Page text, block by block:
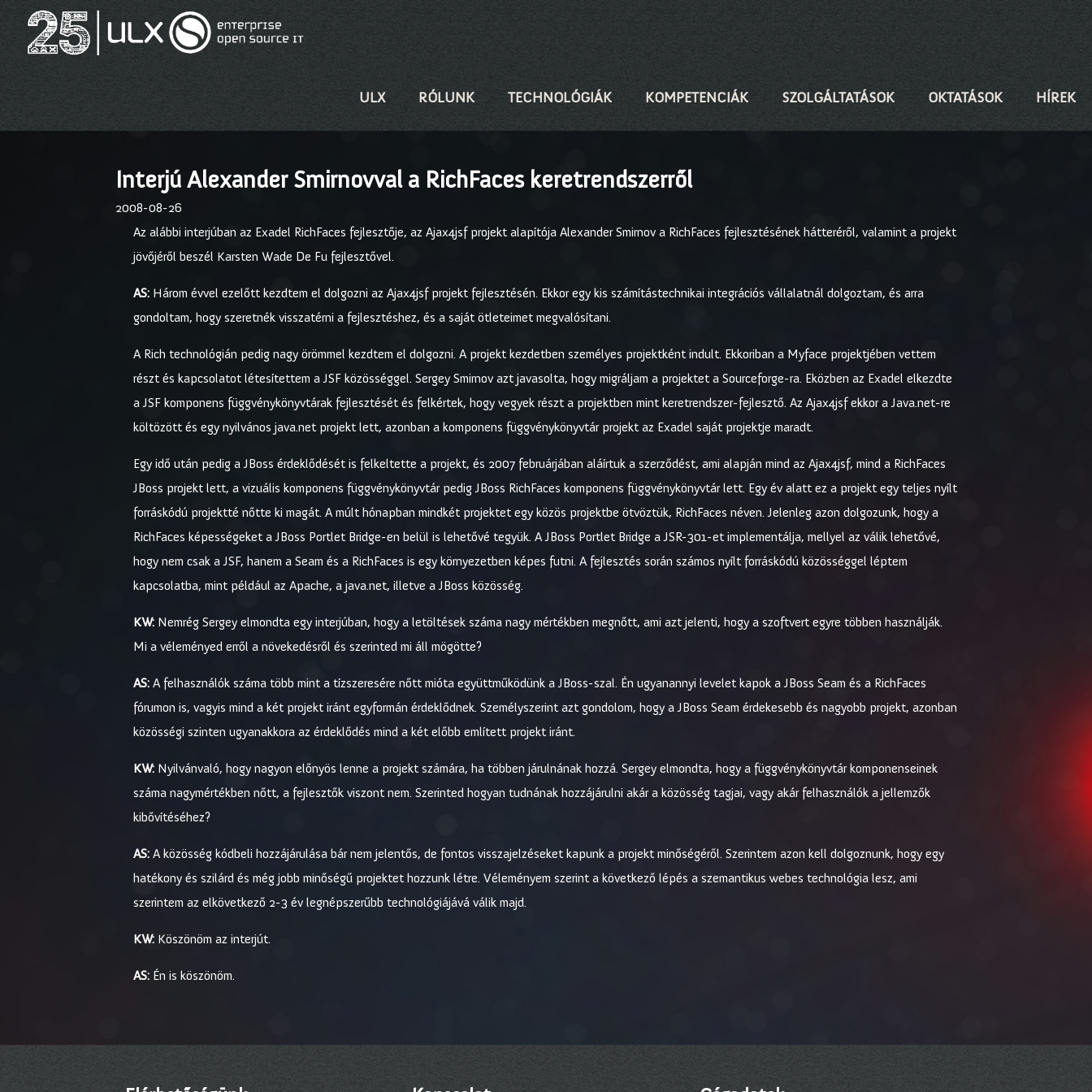
ULX RÓLUNK TECHNOLÓGIÁK KOMPETENCIÁK SZOLGÁLTATÁSOK OKTATÁSOK HÍREK
Interjú Alexander Smirnovval a RichFaces keretrendszerről
2008-08-26
Az alábbi interjúban az Exadel RichFaces fejlesztője, az Ajax4jsf projekt alapítója Alexander Smirnov a RichFaces fejlesztésének hátteréről, valamint a projekt
jövőjéről beszél Karsten Wade De Fu fejlesztővel.
AS: Három évvel ezelőtt kezdtem el dolgozni az Ajax4jsf projekt fejlesztésén. Ekkor egy kis számítástechnikai integrációs vállalatnál dolgoztam, és arra
gondoltam, hogy szeretnék visszatérni a fejlesztéshez, és a saját ötleteimet megvalósítani.
A Rich technológián pedig nagy örömmel kezdtem el dolgozni. A projekt kezdetben személyes projektként indult. Ekkoriban a Myface projektjében vettem
részt és kapcsolatot létesítettem a JSF közösséggel. Sergey Smirnov azt javasolta, hogy migráljam a projektet a Sourceforge-ra. Eközben az Exadel elkezdte
a JSF komponens függvénykönyvtárak fejlesztését és felkértek, hogy vegyek részt a projektben mint keretrendszer-fejlesztő. Az Ajax4jsf ekkor a Java.net-re
költözött és egy nyilvános java.net projekt lett, azonban a komponens függvénykönyvtár projekt az Exadel saját projektje maradt.
Egy idő után pedig a JBoss érdeklődését is felkeltette a projekt, és 2007 februárjában aláírtuk a szerződést, ami alapján mind az Ajax4jsf, mind a RichFaces
JBoss projekt lett, a vizuális komponens függvénykönyvtár pedig JBoss RichFaces komponens függvénykönyvtár lett. Egy év alatt ez a projekt egy teljes nyílt
forráskódú projektté nőtte ki magát. A múlt hónapban mindkét projektet egy közös projektbe ötvöztük, RichFaces néven. Jelenleg azon dolgozunk, hogy a
RichFaces képességeket a JBoss Portlet Bridge-en belül is lehetővé tegyük. A JBoss Portlet Bridge a JSR-301-et implementálja, mellyel az válik lehetővé,
hogy nem csak a JSF, hanem a Seam és a RichFaces is egy környezetben képes futni. A fejlesztés során számos nyílt forráskódú közösséggel léptem
kapcsolatba, mint például az Apache, a java.net, illetve a JBoss közösség.
KW: Nemrég Sergey elmondta egy interjúban, hogy a letöltések száma nagy mértékben megnőtt, ami azt jelenti, hogy a szoftvert egyre többen használják.
Mi a véleményed erről a növekedésről és szerinted mi áll mögötte?
AS: A felhasználók száma több mint a tízszeresére nőtt mióta együttműködünk a JBoss-szal. Én ugyanannyi levelet kapok a JBoss Seam és a RichFaces
fórumon is, vagyis mind a két projekt iránt egyformán érdeklődnek. Személyszerint azt gondolom, hogy a JBoss Seam érdekesebb és nagyobb projekt, azonban
közösségi szinten ugyanakkora az érdeklődés mind a két előbb említett projekt iránt.
KW: Nyilvánvaló, hogy nagyon előnyös lenne a projekt számára, ha többen járulnának hozzá. Sergey elmondta, hogy a függvénykönyvtár komponenseinek
száma nagymértékben nőtt, a fejlesztők viszont nem. Szerinted hogyan tudnának hozzájárulni akár a közösség tagjai, vagy akár felhasználók a jellemzők
kibővítéséhez?
AS: A közösség kódbeli hozzájárulása bár nem jelentős, de fontos visszajelzéseket kapunk a projekt minőségéről. Szerintem azon kell dolgoznunk, hogy egy
hatékony és szilárd és még jobb minőségű projektet hozzunk létre. Véleményem szerint a következő lépés a szemantikus webes technológia lesz, ami
szerintem az elkövetkező 2-3 év legnépszerűbb technológiájává válik majd.
KW: Köszönöm az interjút.
AS: Én is köszönöm.